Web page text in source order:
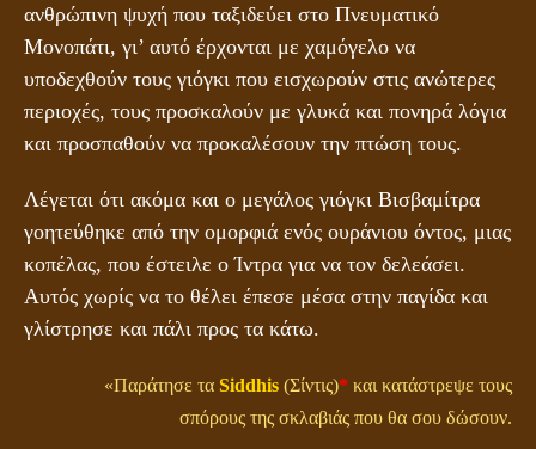
ανθρώπινη ψυχή που ταξιδεύει στο Πνευματικό
Μονοπάτι, γι’ αυτό έρχονται με χαμόγελο να
υποδεχθούν τους γιόγκι που εισχωρούν στις ανώτερες
περιοχές, τους προσκαλούν με γλυκά και πονηρά λόγια
και προσπαθούν να προκαλέσουν την πτώση τους.
Λέγεται ότι ακόμα και ο μεγάλος γιόγκι Βισβαμίτρα
γοητεύθηκε από την ομορφιά ενός ουράνιου όντος, μιας
κοπέλας, που έστειλε ο Ίντρα για να τον δελεάσει.
Αυτός χωρίς να το θέλει έπεσε μέσα στην παγίδα και
γλίστρησε και πάλι προς τα κάτω.
«Παράτησε τα Siddhis (Σίντις)* και κατάστρεψε τους
σπόρους της σκλαβιάς που θα σου δώσουν.